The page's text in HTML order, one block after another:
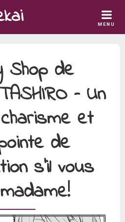
MENU
Shop de
– Un
et
de
s’il vous